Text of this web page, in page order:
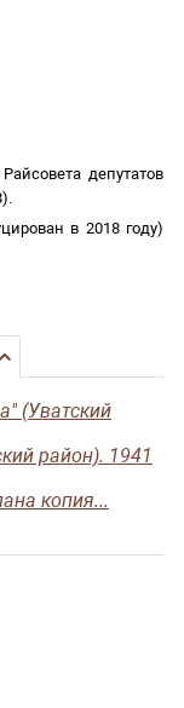
депутатов
).
в 2018 году)
записи
(Уватский
район). 1941
копия...